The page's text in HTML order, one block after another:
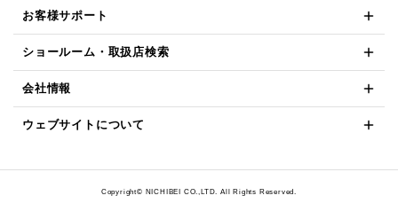
お客様サポート
ショールーム・取扱店検索
会社情報
ウェブサイトについて
Copyright© NICHIBEI CO.,LTD. All Rights Reserved.